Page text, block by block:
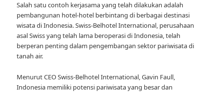
Salah satu contoh kerjasama yang telah dilakukan adalah
pembangunan hotel-hotel berbintang di berbagai destinasi
wisata di Indonesia. Swiss-Belhotel International, perusahaan
asal Swiss yang telah lama beroperasi di Indonesia, telah
berperan penting dalam pengembangan sektor pariwisata di
tanah air.
Menurut CEO Swiss-Belhotel International, Gavin Faull,
Indonesia memiliki potensi pariwisata yang besar dan